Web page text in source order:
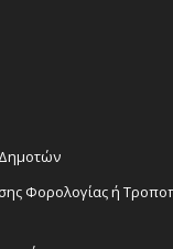
Φορολογίας ή